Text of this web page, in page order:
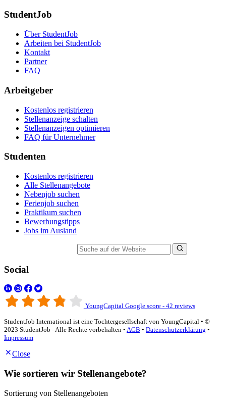
StudentJob
Über StudentJob
Arbeiten bei StudentJob
Kontakt
Partner
FAQ
Arbeitgeber
Kostenlos registrieren
Stellenanzeige schalten
Stellenanzeigen optimieren
FAQ für Unternehmer
Studenten
Kostenlos registrieren
Alle Stellenangebote
Nebenjob suchen
Ferienjob suchen
Praktikum suchen
Bewerbungstipps
Jobs im Ausland
Social
YoungCapital Google score - 42 reviews
StudentJob International ist eine Tochtergesellschaft von YoungCapital • ©
2023 StudentJob - Alle Rechte vorbehalten • AGB • Datenschutzerklärung •
Impressum
Close
Wie sortieren wir Stellenangebote?
Sortierung von Stellenangeboten